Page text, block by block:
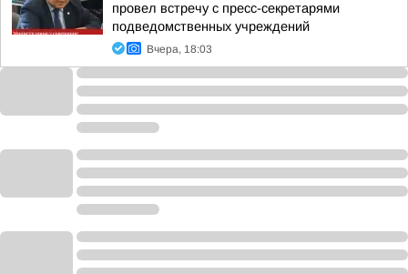
провел встречу с пресс-секретарями
подведомственных учреждений
Вчера, 18:03